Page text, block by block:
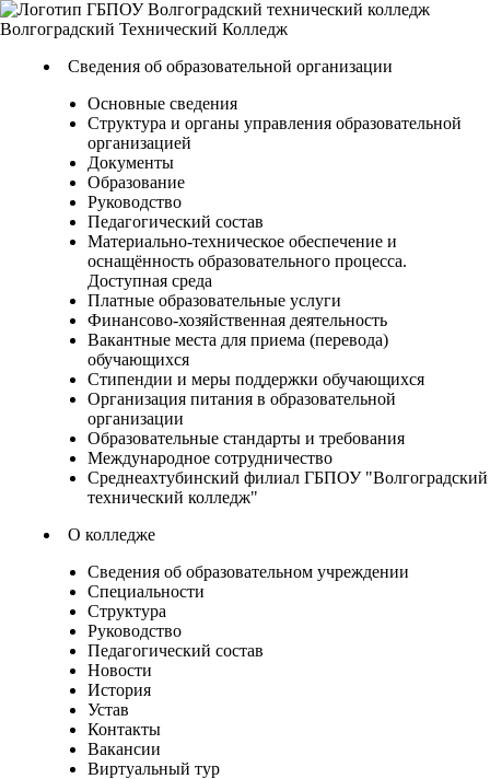
Волгоградский Технический Колледж
Сведения об образовательной организации
Основные сведения
Структура и органы управления образовательной
организацией
Документы
Образование
Руководство
Педагогический состав
Материально-техническое обеспечение и
оснащённость образовательного процесса.
Доступная среда
Платные образовательные услуги
Финансово-хозяйственная деятельность
Вакантные места для приема (перевода)
обучающихся
Стипендии и меры поддержки обучающихся
Организация питания в образовательной
организации
Образовательные стандарты и требования
Международное сотрудничество
Среднеахтубинский филиал ГБПОУ "Волгоградский
технический колледж"
О колледже
Сведения об образовательном учреждении
Специальности
Структура
Руководство
Педагогический состав
Новости
История
Устав
Контакты
Вакансии
Виртуальный тур